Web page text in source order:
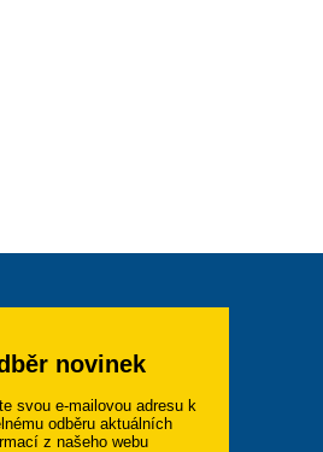
novinek
svou e-mailovou adresu k
odběru aktuálních
z našeho webu